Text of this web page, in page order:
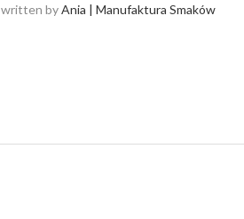
written byAnia | Manufaktura Smaków